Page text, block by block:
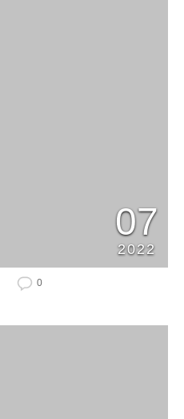
07
2022
0